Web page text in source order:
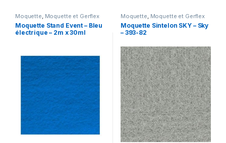
Moquette, Moquette et Gerflex
Moquette Stand Event – Bleu
électrique – 2m x 30ml
Moquette, Moquette et Gerflex
Moquette Sintelon SKY – Sky
– 393-82